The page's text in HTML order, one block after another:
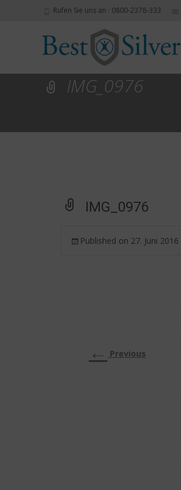
Rufen Sie uns an : 0800-2378-333
IMG_0976
IMG_0976
Published on 27. Juni 2016
← Previous